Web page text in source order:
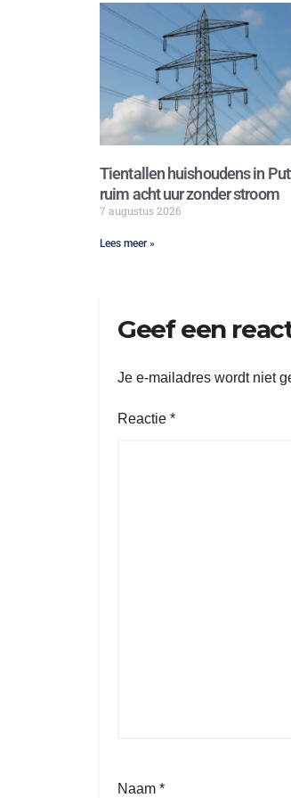
Tientallen huishoudens in
ruim acht uur zonder stroom
7 augustus 2026
Lees meer »
Geef een
Je e-mailadres wordt niet
Reactie *
Naam *